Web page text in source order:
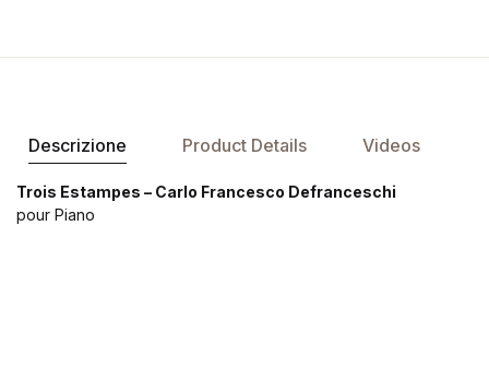
Descrizione Product Details Videos
Trois Estampes – Carlo Francesco Defranceschi
pour Piano